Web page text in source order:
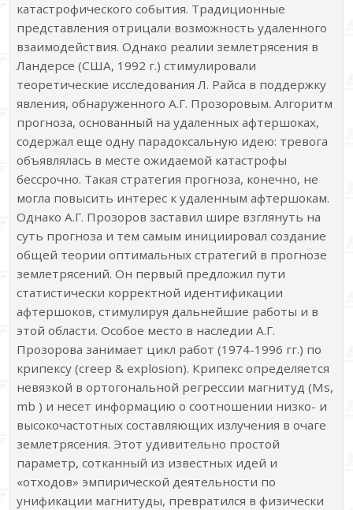
катастрофического события. Традиционные
представления отрицали возможность удаленного
взаимодействия. Однако реалии землетрясения в
Ландерсе (США, 1992 г.) стимулировали
теоретические исследования Л. Райса в поддержку
явления, обнаруженного А.Г. Прозоровым. Алгоритм
прогноза, основанный на удаленных афтершоках,
содержал еще одну парадоксальную идею: тревога
объявлялась в месте ожидаемой катастрофы
бессрочно. Такая стратегия прогноза, конечно, не
могла повысить интерес к удаленным афтершокам.
Однако А.Г. Прозоров заставил шире взглянуть на
суть прогноза и тем самым инициировал создание
общей теории оптимальных стратегий в прогнозе
землетрясений. Он первый предложил пути
статистически корректной идентификации
афтершоков, стимулируя дальнейшие работы и в
этой области. Особое место в наследии А.Г.
Прозорова занимает цикл работ (1974-1996 гг.) по
крипексу (creep & explosion). Крипекс определяется
невязкой в ортогональной регрессии магнитуд (Мs,
mb ) и несет информацию о соотношении низко- и
высокочастотных составляющих излучения в очаге
землетрясения. Этот удивительно простой
параметр, сотканный из известных идей и
«отходов» эмпирической деятельности по
унификации магнитуды, превратился в физически